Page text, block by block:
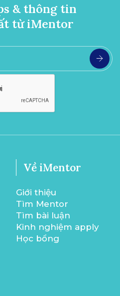
& thông tin
từ iMentor
Về iMentor
Giới thiệu
Tìm Mentor
Tìm bài luận
Kinh nghiệm apply
Học bổng